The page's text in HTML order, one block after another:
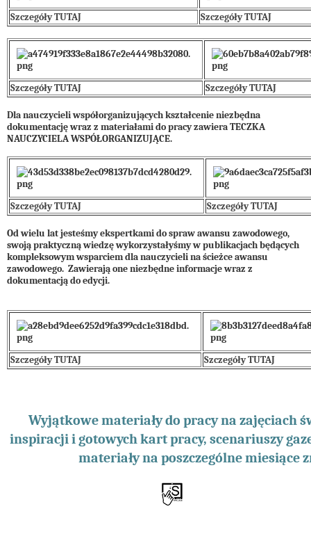
Szczegóły TUTAJ Szczegóły TUTAJ
Szczegóły TUTAJ Szczegóły TUTAJ
Dla nauczycieli współorganizujących kształcenie niezbędna
dokumentację wraz z materiałami do pracy zawiera TECZKA
NAUCZYCIELA WSPÓŁORGANIZUJĄCE.
Szczegóły TUTAJ Szczegóły TUTAJ
Od wielu lat jesteśmy ekspertkami do spraw awansu zawodowego,
swoją praktyczną wiedzę wykorzystałyśmy w publikacjach będących
kompleksowym wsparciem dla nauczycieli na ścieżce awansu
zawodowego. Zawierają one niezbędne informacje wraz z
dokumentacją do edycji.
Szczegóły TUTAJ Szczegóły TUTAJ
Wyjątkowe materiały do pracy na zajęciach
inspiracji i gotowych kart pracy, scenariuszy
materiały na poszczególne miesiące